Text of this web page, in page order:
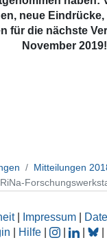
neue
für die nächste
November 2019!
Mitteilungen
| Impressum
Hilfe